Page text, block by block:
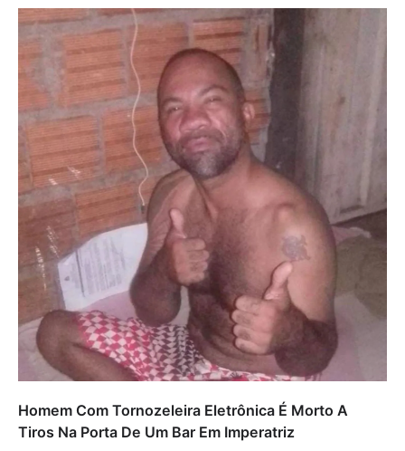
Homem Com Tornozeleira Eletrônica É Morto A
Tiros Na Porta De Um Bar Em Imperatriz